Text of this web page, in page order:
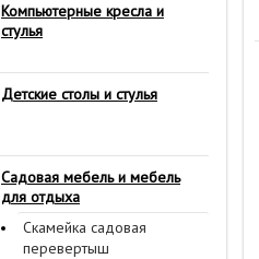
Компьютерные кресла и
стулья
Детские столы и стулья
Садовая мебель и мебель
для отдыха
Скамейка садовая
перевертыш